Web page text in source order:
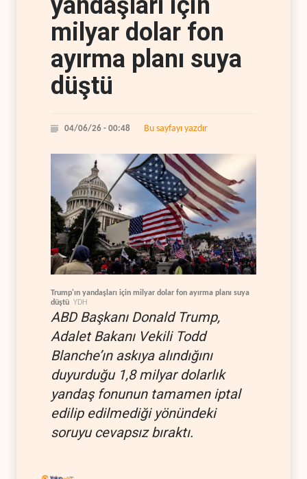
milyar dolar fon
ayırma planı suya
düştü
04/06/26 - 00:48 Bu sayfayı yazdır
Trump'ın yandaşları için milyar dolar fon ayırma planı suya
düştü YDH
ABD Başkanı Donald Trump,
Adalet Bakanı Vekili Todd
Blanche’ın askıya alındığını
duyurduğu 1,8 milyar dolarlık
yandaş fonunun tamamen iptal
edilip edilmediği yönündeki
soruyu cevapsız bıraktı.